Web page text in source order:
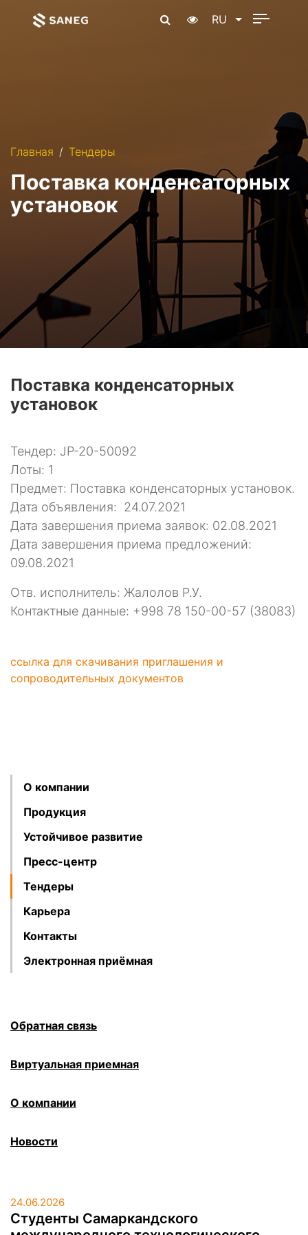
RU
Главная Тендеры
Поставка конденсаторных
установок
Поставка конденсаторных
установок
Тендер: JP-20-50092
Лоты: 1
Предмет: Поставка конденсаторных установок.
Дата объявления: 24.07.2021
Дата завершения приема заявок: 02.08.2021
Дата завершения приема предложений:
09.08.2021
Отв. исполнитель: Жалолов Р.У.
Контактные данные: +998 78 150-00-57 (38083)
ссылка для скачивания приглашения и
сопроводительных документов
О компании
Продукция
Устойчивое развитие
Пресс-центр
Тендеры
Карьера
Контакты
Электронная приёмная
Обратная связь
Виртуальная приемная
О компании
Новости
24.06.2026
Студенты Самаркандского